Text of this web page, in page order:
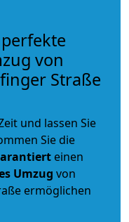
von
Straße
und lassen Sie
Sie die
einen
Umzug von
ermöglichen